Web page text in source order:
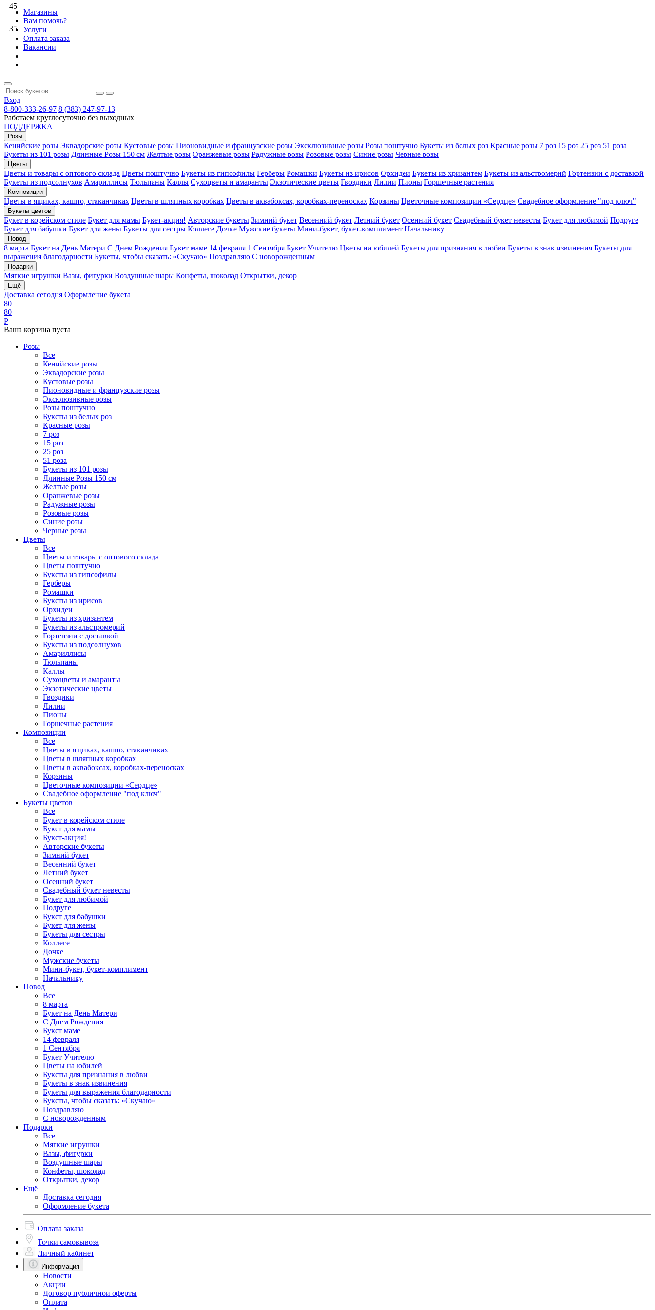
Магазины
Вам помочь?
Услуги
Оплата заказа
Вакансии
Вход
8-800-333-26-97 8 (383) 247-97-13
Работаем круглосуточно без выходных
ПОДДЕРЖКА
Розы
Кенийские розы Эквадорские розы Кустовые розы Пионовидные и французские розы Эксклюзивные розы Розы поштучно Букеты из белых роз Красные розы 7 роз 15 роз 25 роз 51 роза
Букеты из 101 розы Длинные Розы 150 см Желтые розы Оранжевые розы Радужные розы Розовые розы Синие розы Черные розы
Цветы
Цветы и товары с оптового склада Цветы поштучно Букеты из гипсофилы Герберы Ромашки Букеты из ирисов Орхидеи Букеты из хризантем Букеты из альстромерий Гортензии с доставкой
Букеты из подсолнухов Амариллисы Тюльпаны Каллы Сухоцветы и амаранты Экзотические цветы Гвоздики Лилии Пионы Горшечные растения
Композиции
Цветы в ящиках, кашпо, стаканчиках Цветы в шляпных коробках Цветы в аквабоксах, коробках-переносках Корзины Цветочные композиции «Сердце» Свадебное оформление "под ключ"
Букеты цветов
Букет в корейском стиле Букет для мамы Букет-акция! Авторские букеты Зимний букет Весенний букет Летний букет Осенний букет Свадебный букет невесты Букет для любимой Подруге
Букет для бабушки Букет для жены Букеты для сестры Коллеге Дочке Мужские букеты Мини-букет, букет-комплимент Начальнику
Повод
8 марта Букет на День Матери С Днем Рождения Букет маме 14 февраля 1 Сентября Букет Учителю Цветы на юбилей Букеты для признания в любви Букеты в знак извинения Букеты для
выражения благодарности Букеты, чтобы сказать: «Скучаю» Поздравляю С новорожденным
Подарки
Мягкие игрушки Вазы, фигурки Воздушные шары Конфеты, шоколад Открытки, декор
Ещё
Доставка сегодня Оформление букета
80
80
Р
Ваша корзина пуста
Розы
Все
Кенийские розы
Эквадорские розы
Кустовые розы
Пионовидные и французские розы
Эксклюзивные розы
Розы поштучно
Букеты из белых роз
Красные розы
7 роз
15 роз
25 роз
51 роза
Букеты из 101 розы
Длинные Розы 150 см
Желтые розы
Оранжевые розы
Радужные розы
Розовые розы
Синие розы
Черные розы
Цветы
Все
Цветы и товары с оптового склада
Цветы поштучно
Букеты из гипсофилы
Герберы
Ромашки
Букеты из ирисов
Орхидеи
Букеты из хризантем
Букеты из альстромерий
Гортензии с доставкой
Букеты из подсолнухов
Амариллисы
Тюльпаны
Каллы
Сухоцветы и амаранты
Экзотические цветы
Гвоздики
Лилии
Пионы
Горшечные растения
Композиции
Все
Цветы в ящиках, кашпо, стаканчиках
Цветы в шляпных коробках
Цветы в аквабоксах, коробках-переносках
Корзины
Цветочные композиции «Сердце»
Свадебное оформление "под ключ"
Букеты цветов
Все
Букет в корейском стиле
Букет для мамы
Букет-акция!
Авторские букеты
Зимний букет
Весенний букет
Летний букет
Осенний букет
Свадебный букет невесты
Букет для любимой
Подруге
Букет для бабушки
Букет для жены
Букеты для сестры
Коллеге
Дочке
Мужские букеты
Мини-букет, букет-комплимент
Начальнику
Повод
Все
8 марта
Букет на День Матери
С Днем Рождения
Букет маме
14 февраля
1 Сентября
Букет Учителю
Цветы на юбилей
Букеты для признания в любви
Букеты в знак извинения
Букеты для выражения благодарности
Букеты, чтобы сказать: «Скучаю»
Поздравляю
С новорожденным
Подарки
Все
Мягкие игрушки
Вазы, фигурки
Воздушные шары
Конфеты, шоколад
Открытки, декор
Ещё
Доставка сегодня
Оформление букета
Оплата заказа
Точки самовывоза
Личный кабинет
Информация
Новости
Акции
Договор публичной оферты
Оплата
45
35